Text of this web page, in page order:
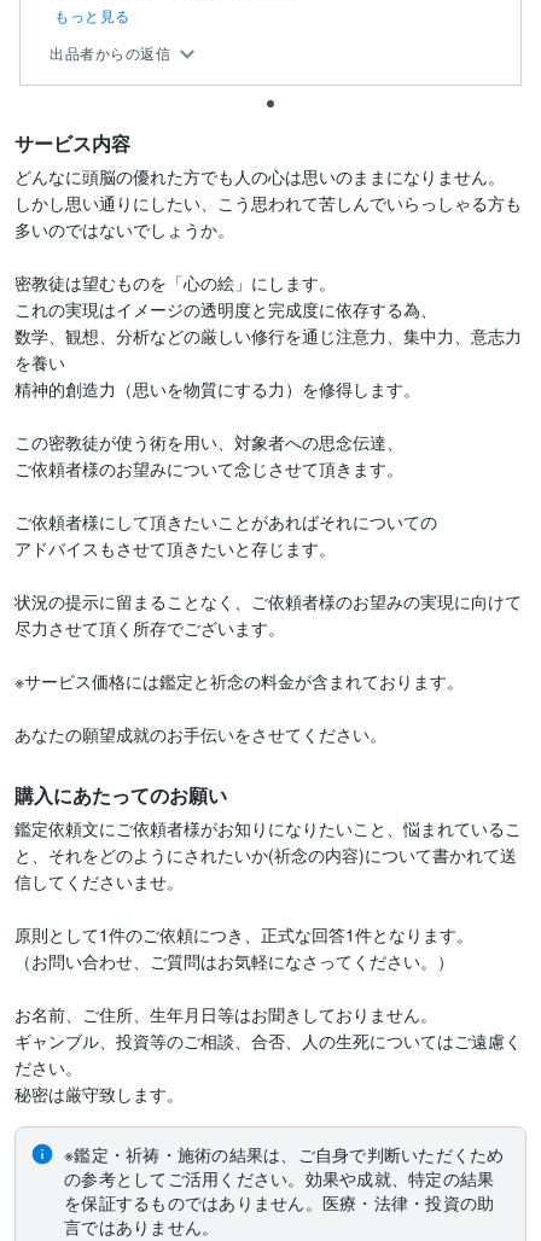
もっと見る
出品者からの返信
サービス内容
どんなに頭脳の優れた方でも人の心は思いのままになりません。
しかし思い通りにしたい、こう思われて苦しんでいらっしゃる方も
多いのではないでしょうか。
密教徒は望むものを「心の絵」にします。
これの実現はイメージの透明度と完成度に依存する為、
数学、観想、分析などの厳しい修行を通じ注意力、集中力、意志力
を養い
精神的創造力（思いを物質にする力）を修得します。
この密教徒が使う術を用い、対象者への思念伝達、
ご依頼者様のお望みについて念じさせて頂きます。
ご依頼者様にして頂きたいことがあればそれについての
アドバイスもさせて頂きたいと存じます。
状況の提示に留まることなく、ご依頼者様のお望みの実現に向けて
尽力させて頂く所存でございます。
※サービス価格には鑑定と祈念の料金が含まれております。
あなたの願望成就のお手伝いをさせてください。
購入にあたってのお願い
鑑定依頼文にご依頼者様がお知りになりたいこと、悩まれているこ
と、それをどのようにされたいか(祈念の内容)について書かれて送
信してくださいませ。
原則として1件のご依頼につき、正式な回答1件となります。
（お問い合わせ、ご質問はお気軽になさってください。）
お名前、ご住所、生年月日等はお聞きしておりません。
ギャンブル、投資等のご相談、合否、人の生死についてはご遠慮く
ださい。
秘密は厳守致します。
※鑑定・祈祷・施術の結果は、ご自身で判断いただくため
の参考としてご活用ください。効果や成就、特定の結果
を保証するものではありません。医療・法律・投資の助
言ではありません。